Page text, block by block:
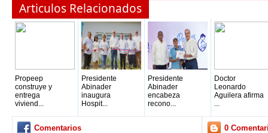
Articulos Relacionados
Propeep
construye y
entrega
viviend...
Presidente
Abinader
inaugura
Hospit...
Presidente
Abinader
encabeza
recono...
Doctor
Leonardo
Aguilera afirma
...
Comentarios 0